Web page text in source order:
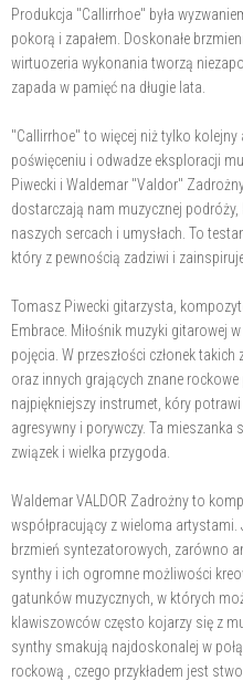
Produkcja "Callirrhoe" była
pokorą i zapałem. Doskonałe
wirtuozeria wykonania tworzą
zapada w pamięć na długie lata.
"Callirrhoe" to więcej niż tylko
poświęceniu i odwadze eksploracji
Piwecki i Waldemar "Valdor"
dostarczają nam muzycznej
naszych sercach i umysłach. To
który z pewnością zadziwi i
Tomasz Piwecki gitarzysta,
Embrace. Miłośnik muzyki gitarowej
pojęcia. W przeszłości członek
oraz innych grających znane
najpiękniejszy instrumet, kóry
agresywny i porywczy. Ta mieszanka
związek i wielka przygoda.
Waldemar VALDOR Zadrożny to
współpracujący z wieloma
brzmień syntezatorowych, zarówno
synthy i ich ogromne możliwości
gatunków muzycznych, w których
klawiszowców często kojarzy się z
synthy smakują najdoskonalej w
rockową , czego przykładem jest